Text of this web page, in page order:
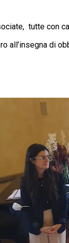
tutte con
all’insegna di